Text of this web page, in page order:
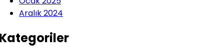
Aralık 2024